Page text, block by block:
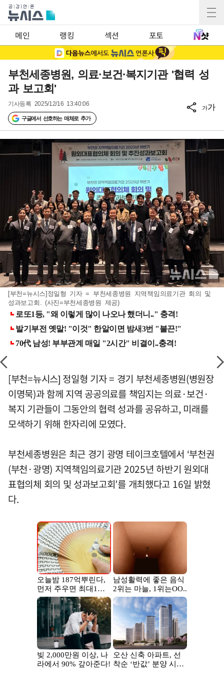
메인 랭킹 섹션 포토
부천세종병원, 의료·보건·복지기관 '협력 성
과 보고회'
기사등록 2025/12/16 13:40:06
구글에서 선호하는 매체로 추가
가가
[부천=뉴시스]정일형 기자 = 부천세종병원 지역책임의료기관 회의 및
성과보고회. (사진=부천세종병원 제공)
[부천=뉴시스] 정일형 기자 = 경기 부천세종병원(병원장
이명묵)과 함께 지역 공공의료를 책임지는 의료·보건·
복지 기관들이 그동안의 협력 성과를 공유하고, 미래를
모색하기 위해 한자리에 모였다.
부천세종병원은 최근 경기 광명 테이크호텔에서 ‘부천권
(부천·광명) 지역책임의료기관 2025년 하반기 원외대
표협의체 회의 및 성과보고회’를 개최했다고 16일 밝혔
다.